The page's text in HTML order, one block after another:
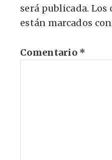
será publicada. Los
están marcados con
Comentario *